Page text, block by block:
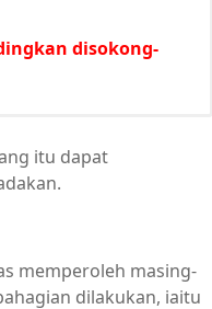
disokong-
itu dapat
memperoleh masing-
dilakukan, iaitu